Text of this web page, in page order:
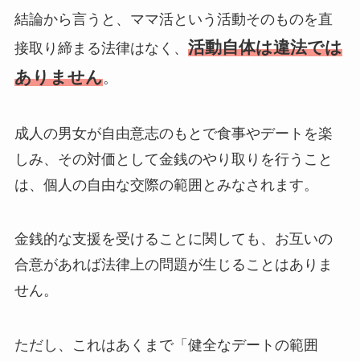
結論から言うと、ママ活という活動そのものを直
接取り締まる法律はなく、 活動自体は違法では
ありません。
成人の男女が自由意志のもとで食事やデートを楽
しみ、その対価として金銭のやり取りを行うこと
は、個人の自由な交際の範囲とみなされます。
金銭的な支援を受けることに関しても、お互いの
合意があれば法律上の問題が生じることはありま
せん。
ただし、これはあくまで「健全なデートの範囲